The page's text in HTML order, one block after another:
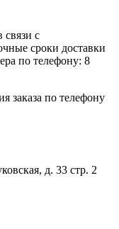
связи с
сроки доставки
по телефону: 8
заказа по телефону
д. 33 стр. 2